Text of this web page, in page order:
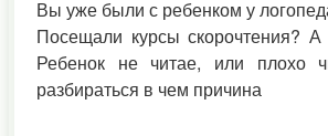
Вы уже были с ребенком у
Посещали курсы скорочтения? А
Ребенок не читае, или плохо
разбираться в чем причина